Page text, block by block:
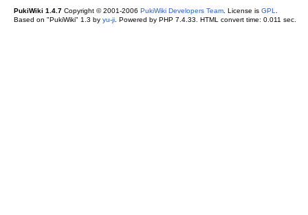
PukiWiki 1.4.7Copyright © 2001-2006 PukiWiki Developers Team. License is GPL
Based on "PukiWiki" 1.3 by yu-ji. Powered by PHP 7.4.33. HTML convert time: 0.011 sec.